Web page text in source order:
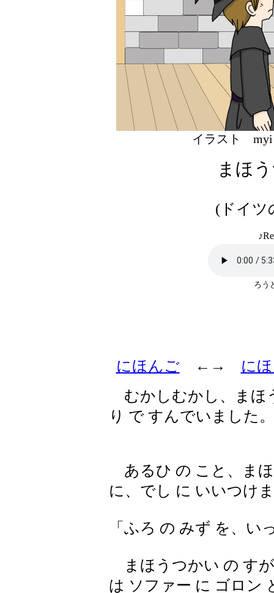
イラスト
まほ
(ドイツ
ろう
にほんご←→ に
むかしむかし、まほ
り で すんでいました。
あるひ の こと、ま
に、でし に いいつけ
「ふろ の みず を、い
まほうつかい の す
は ソファー に ゴロン